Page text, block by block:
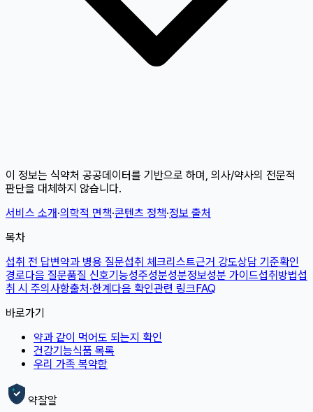
이 정보는 식약처 공공데이터를 기반으로 하며, 의사/약사의 전문적
판단을 대체하지 않습니다.
서비스 소개·의학적 면책·콘텐츠 정책·정보 출처
목차
섭취 전 답변약과 병용 질문섭취 체크리스트근거 강도상담 기준확인
경로다음 질문품질 신호기능성주성분성분정보성분 가이드섭취방법섭
취 시 주의사항출처·한계다음 확인관련 링크FAQ
바로가기
약과 같이 먹어도 되는지 확인
건강기능식품 목록
우리 가족 복약함
약잘알